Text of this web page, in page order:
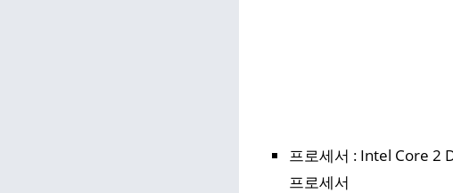
프로세서 : Intel Core 2
프로세서